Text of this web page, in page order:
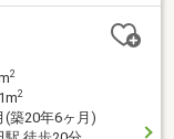
2
2
(築20年6ヶ月)